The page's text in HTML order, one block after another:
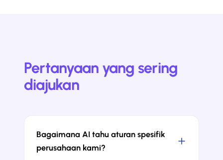
Pertanyaan yang sering
diajukan
Bagaimana AI tahu aturan spesifik
perusahaan kami?